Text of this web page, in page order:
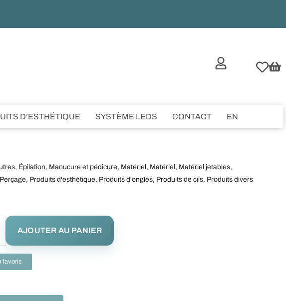
D’ESTHÉTIQUE SYSTÈME LEDS CONTACT EN
, Épilation, Manucure et pédicure, Matériel , Matériel , Matériel jetables,
Perçage, Produits d'esthétique, Produits d'ongles, Produits de cils, Produits divers
AJOUTER AU PANIER
favoris